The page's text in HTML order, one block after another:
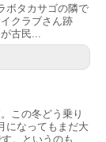
ボタカサゴの隣で
クラブさん跡
古民...
この冬どう乗り
になってもまだ大
。というのも...